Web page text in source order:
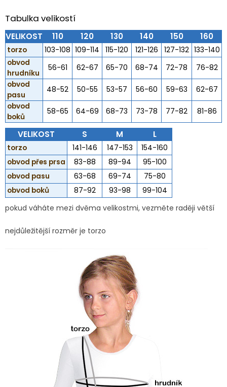
Tabulka velikostí
VELIKOST 110 120 130 140 150 160
torzo 103-108 109-114 115-120 121-126 127-132 133-140
obvod
hrudníku
56-61 62-67 65-70 68-74 72-78
76-82
obvod
pasu
48-52 50-55 53-57 56-60 59-63
62-67
obvod
boků
58-65 64-69 68-73 73-78 77-82 81-86
VELIKOST S M L
torzo 141-146 147-153
154-160
obvod přes prsa
83-88 89-94
95-100
obvod pasu
63-68 69-74
75-80
obvod boků
87-92 93-98
99-104
pokud váháte mezi dvěma velikostmi, vezměte raději větší
nejdůležitější rozměr je torzo